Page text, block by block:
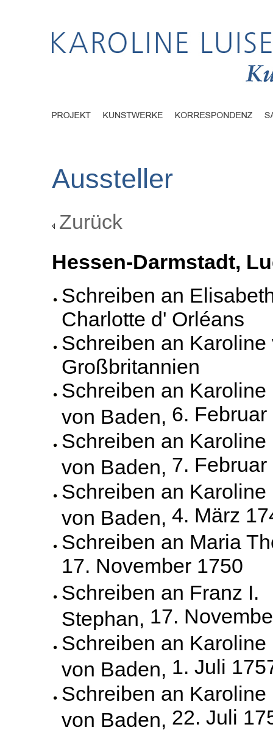
Aussteller
Zurück
Hessen-Darmstadt,
Schreiben an
Charlotte d' Orléans
Schreiben an Karoline
Großbritannien
Schreiben an Karoline
von Baden, 6. Februar
Schreiben an Karoline
von Baden, 7. Februar
Schreiben an Karoline
von Baden, 4. März
Schreiben an Maria
17. November 1750
Schreiben an Franz I.
Stephan, 17.
Schreiben an Karoline
von Baden, 1. Juli
Schreiben an Karoline
von Baden, 22. Juli